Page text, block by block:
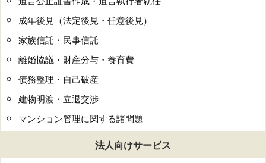
成年後見（法定後見・任意後見）
家族信託・民事信託
離婚協議・財産分与・養育費
債務整理・自己破産
建物明渡・立退交渉
マンション管理に関する諸問題
法人向けサービス